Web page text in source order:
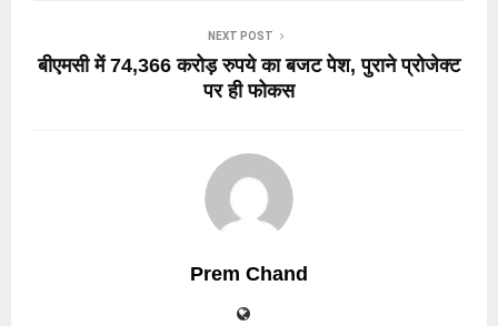
NEXT POST
बीएमसी में 74,366 करोड़ रुपये का बजट पेश, पुराने प्रोजेक्ट
पर ही फोकस
Prem Chand